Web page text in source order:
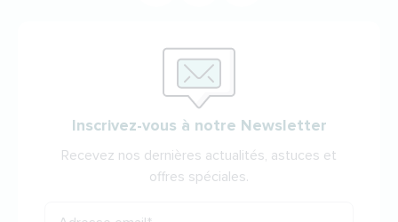
Inscrivez-vous à notre Newsletter
Recevez nos dernières actualités, astuces et
offres spéciales.